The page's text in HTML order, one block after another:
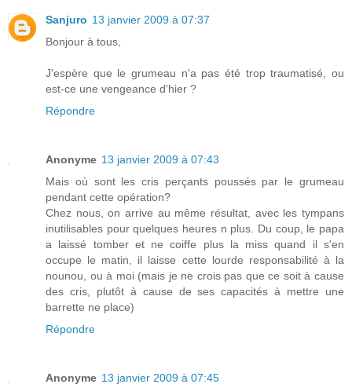
Sanjuro 13 janvier 2009 à 07:37
Bonjour à tous,
J'espère que le grumeau n'a pas été trop traumatisé, ou
est-ce une vengeance d'hier ?
Répondre
Anonyme 13 janvier 2009 à 07:43
Mais où sont les cris perçants poussés par le grumeau
pendant cette opération?
Chez nous, on arrive au même résultat, avec les tympans
inutilisables pour quelques heures n plus. Du coup, le papa
a laissé tomber et ne coiffe plus la miss quand il s'en
occupe le matin, il laisse cette lourde responsabilité à la
nounou, ou à moi (mais je ne crois pas que ce soit à cause
des cris, plutôt à cause de ses capacités à mettre une
barrette ne place)
Répondre
Anonyme 13 janvier 2009 à 07:45